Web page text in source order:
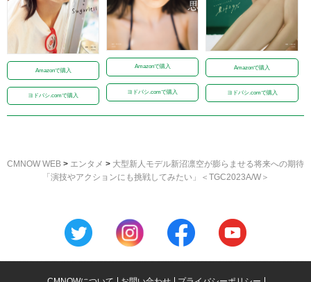
Amazonで購入
ヨドバシ.comで購入
Amazonで購入
ヨドバシ.comで購入
Amazonで購入
ヨドバシ.comで購入
CMNOW WEB > エンタメ > 大型新人モデル新沼凛空が膨らませる将来への期待
「演技やアクションにも挑戦してみたい」＜TGC2023A/W＞